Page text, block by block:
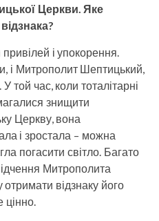
Церкви. Яке
і упокорення.
і Митрополит Шептицький,
той час, коли тоталітарні
знищити
Церкву, вона
і зростала – можна
погасити світло. Багато
Митрополита
відзнаку його
цінно.